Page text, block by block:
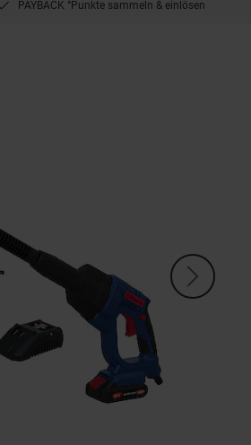
PAYBACK °Punkte sammeln & einlösen